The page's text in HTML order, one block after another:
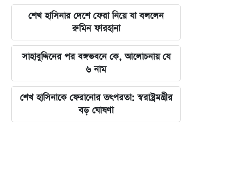
শেখ হাসিনার দেশে ফেরা নিয়ে যা বললেন
রুমিন ফারহানা
সাহাবুদ্দিনের পর বঙ্গভবনে কে, আলোচনায় যে
৬ নাম
শেখ হাসিনাকে ফেরানোর তৎপরতা: স্বরাষ্ট্রমন্ত্রীর
বড় ঘোষণা